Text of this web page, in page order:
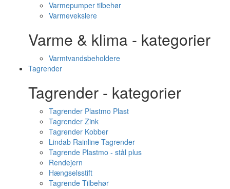
Varmepumper tilbehør
Varmevekslere
Varme & klima - kategorier
Varmtvandsbeholdere
Tagrender
Tagrender - kategorier
Tagrender Plastmo Plast
Tagrender Zink
Tagrender Kobber
Lindab Rainline Tagrender
Tagrende Plastmo - stål plus
Rendejern
Hængselsstift
Tagrende Tilbehør